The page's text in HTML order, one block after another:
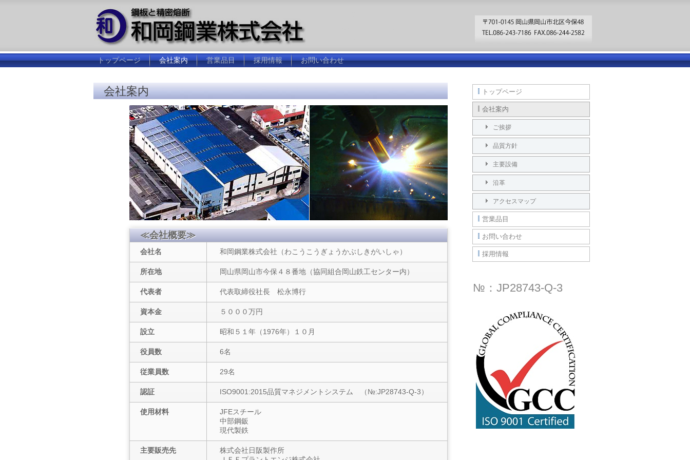
トップページ 会社案内 営業品目 採用情報 お問い合わせ
会社案内
≪会社概要≫
会社名 和岡鋼業株式会社（わこうこうぎょうかぶしきがいしゃ）
所在地 岡山県岡山市今保４８番地（協同組合岡山鉄工センター内）
代表者 代表取締役社長 松永博行
資本金 ５０００万円
設立 昭和５１年（1976年）１０月
役員数 6名
従業員数 29名
認証 ISO9001:2015品質マネジメントシステム （№:JP28743-Q-3）
使用材料
JFEスチール
中部鋼鈑
現代製鉄
主要販売先
株式会社日阪製作所
トップページ
会社案内
ご挨拶
品質方針
主要設備
沿革
アクセスマップ
営業品目
お問い合わせ
採用情報
№：JP28743-Q-3